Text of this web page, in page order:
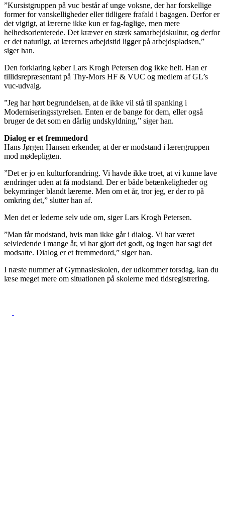
”Kursistgruppen på vuc består af unge voksne, der har forskellige
former for vanskelligheder eller tidligere frafald i bagagen. Derfor er
det vigtigt, at lærerne ikke kun er fag-faglige, men mere
helhedsorienterede. Det kræver en stærk samarbejdskultur, og derfor
er det naturligt, at lærernes arbejdstid ligger på arbejdspladsen,”
siger han.
Den forklaring køber Lars Krogh Petersen dog ikke helt. Han er
tillidsrepræsentant på Thy-Mors HF & VUC og medlem af GL’s
vuc-udvalg.
”Jeg har hørt begrundelsen, at de ikke vil stå til spanking i
Moderniseringsstyrelsen. Enten er de bange for dem, eller også
bruger de det som en dårlig undskyldning,” siger han.
Dialog er et fremmedord
Hans Jørgen Hansen erkender, at der er modstand i lærergruppen
mod mødepligten.
”Det er jo en kulturforandring. Vi havde ikke troet, at vi kunne lave
ændringer uden at få modstand. Der er både betænkeligheder og
bekymringer blandt lærerne. Men om et år, tror jeg, er der ro på
omkring det,” slutter han af.
Men det er lederne selv ude om, siger Lars Krogh Petersen.
”Man får modstand, hvis man ikke går i dialog. Vi har været
selvledende i mange år, vi har gjort det godt, og ingen har sagt det
modsatte. Dialog er et fremmedord,” siger han.
I næste nummer af Gymnasieskolen, der udkommer torsdag, kan du
læse meget mere om situationen på skolerne med tidsregistrering.